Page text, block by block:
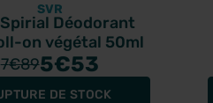
SVR
Spirial Déodorant
on végétal 50ml
7€895€53
DE STOCK